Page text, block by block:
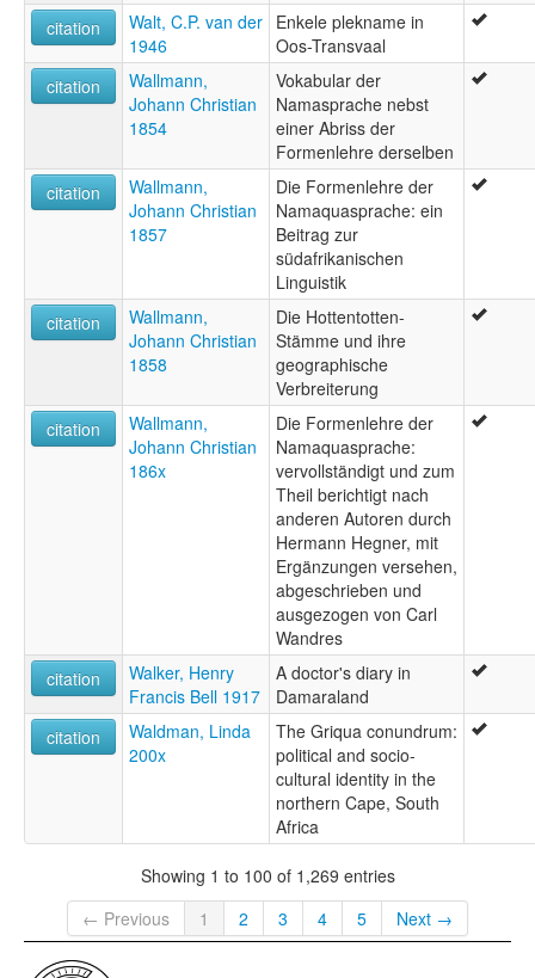
citation
Walt, C.P. van der
1946
Enkele plekname in
Oos-Transvaal
citation
Wallmann,
Johann Christian
1854
Vokabular der
Namasprache nebst
einer Abriss der
Formenlehre derselben
citation
Wallmann,
Johann Christian
1857
Die Formenlehre der
Namaquasprache: ein
Beitrag zur
südafrikanischen
Linguistik
citation
Wallmann,
Johann Christian
1858
Die Hottentotten-
Stämme und ihre
geographische
Verbreiterung
citation
Wallmann,
Johann Christian
186x
Die Formenlehre der
Namaquasprache:
vervollständigt und zum
Theil berichtigt nach
anderen Autoren durch
Hermann Hegner, mit
Ergänzungen versehen,
abgeschrieben und
ausgezogen von Carl
Wandres
citation
Walker, Henry
Francis Bell 1917
A doctor's diary in
Damaraland
citation
Waldman, Linda
200x
The Griqua conundrum:
political and socio-
cultural identity in the
northern Cape, South
Africa
Showing 1 to 100 of 1,269 entries
← Previous
1 2 3 4 5 Next →